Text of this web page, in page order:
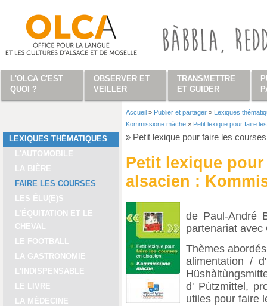
LEXIQUES THÉMATIQUES
L'AUTOMOBILE
LA BIÈRE
FAIRE LES COURSES
LES ÉLU(E)S
L’ÉQUITATION ET LE
CHEVAL
LE FOOTBALL
LA GASTRONOMIE
L'INDISPENSABLE
LE LIVRE
LA MÉDECINE
Vous êtes ici
Accueil » Publier et partager » Lexiques
Kommissione màche » Petit lexique pour faire
» Petit lexique pour faire les
Petit lexique
alsacien :
de Paul-André
partenariat avec
Thèmes
alimentation /
d' Pùtzmittel,
utiles pour faire
L'OLCA C'EST
QUOI ?
OBSERVER ET
VEILLER
TRANSMETTRE
ET GUIDER